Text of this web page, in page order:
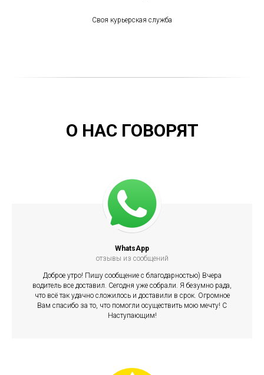
Своя курьерская служба
О НАС ГОВОРЯТ
WhatsApp
отзывы из сообщений
Доброе утро! Пишу сообщение с благодарностью) Вчера
водитель все доставил. Сегодня уже собрали. Я безумно рада,
что всё так удачно сложилось и доставили в срок. Огромное
Вам спасибо за то, что помогли осуществить мою мечту! С
Наступающим!